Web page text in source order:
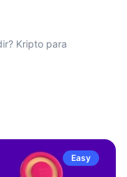
Kripto para
Easy